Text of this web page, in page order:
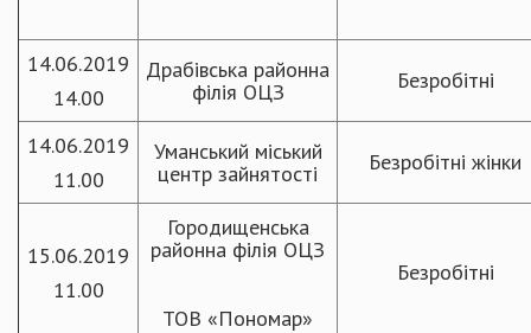
14.06.2019
14.00
Драбівська районна
філія ОЦЗ
Безробітні
14.06.2019
11.00
Уманський міський
центр зайнятості
Безробітні жінки
15.06.2019
11.00
Городищенська
районна філія ОЦЗ
ТОВ «Пономар»
Безробітні